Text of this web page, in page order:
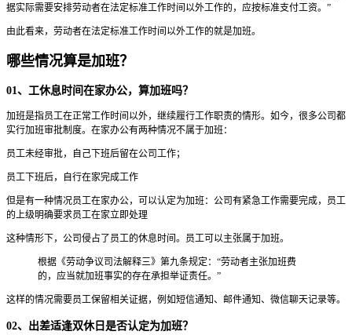
据实际需要安排劳动者在法定标准工作时间以外工作的，应按标准支付工资。”
由此看来，劳动者在法定标准工作时间以外工作的就是加班。
哪些情况算是加班？
01、工休息时间在家办公，算加班吗？
加班是指员工在正常工作时间以外，继续履行工作职责的情形。如今，很多公司都
实行加班审批制度。在家办公有两种情况不属于加班：
员工未经审批，自己下班后留在公司工作；
员工下班后，自行在家完成工作
但是有一种情况员工在家办公，可以认定为加班：公司有紧急工作需要完成，员工
的上级明确要求员工在家立即处理
这种情形下，公司侵占了员工的休息时间。员工可以主张属于加班。
根据《劳动争议司法解释三》第九条规定：“劳动者主张加班费
的，应当就加班事实的存在承担举证责任。”
这样的情况需要员工保留相关证据，例如短信通知、邮件通知、微信聊天记录等。
02、出差适逢双休日是否认定为加班？